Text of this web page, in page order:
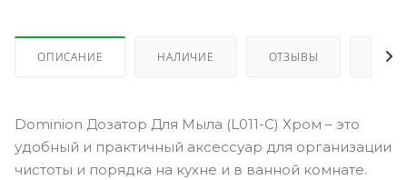
ОПИСАНИЕ НАЛИЧИЕ ОТЗЫВЫ КАК
Dominion Дозатор Для Мыла (L011-C) Хром – это
удобный и практичный аксессуар для организации
чистоты и порядка на кухне и в ванной комнате.